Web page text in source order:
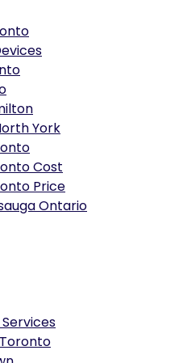
York
Cost
Price
Ontario